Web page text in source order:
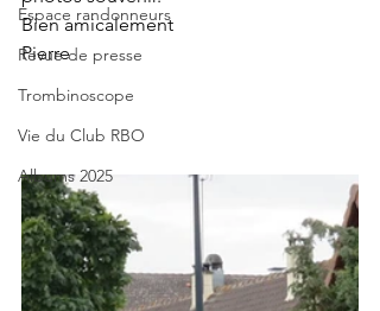
Espace randonneurs
Revue de presse
Trombinoscope
Vie du Club RBO
Albums 2025
Bien amicalement
Pierre